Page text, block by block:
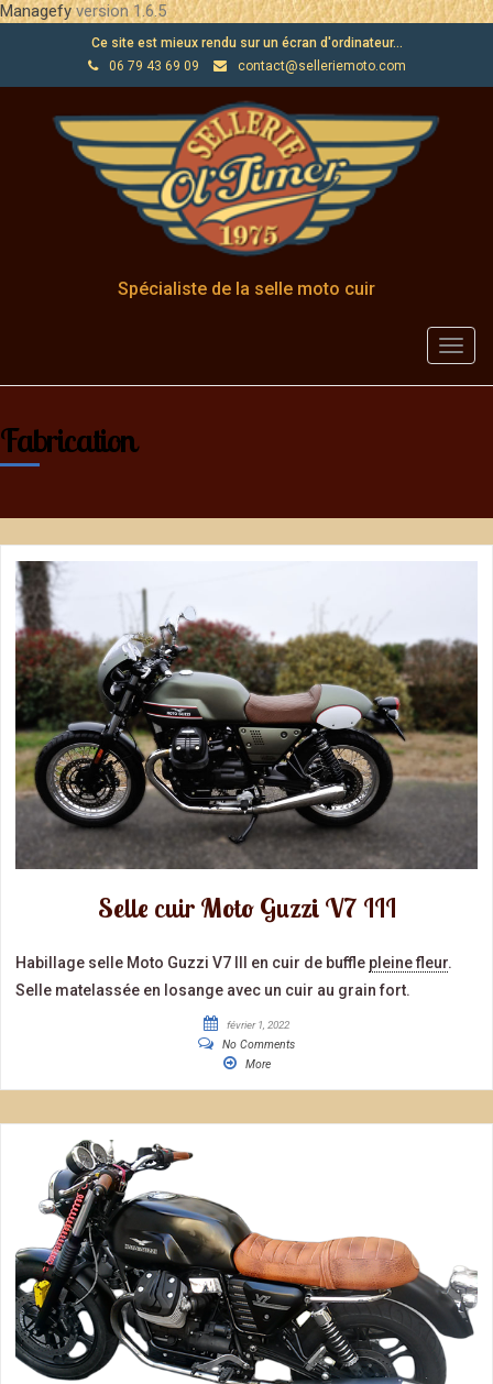
Managefyversion 1.6.5
Ce site est mieux rendu sur un écran d'ordinateur...
06 79 43 69 09
contact@selleriemoto.com
Spécialiste de la selle moto cuir
Fabrication
Selle cuir Moto Guzzi V7 III
Habillage selle Moto Guzzi V7 III en cuir de buffle pleine fleur.
Selle matelassée en losange avec un cuir au grain fort.
février 1, 2022
No Comments
More